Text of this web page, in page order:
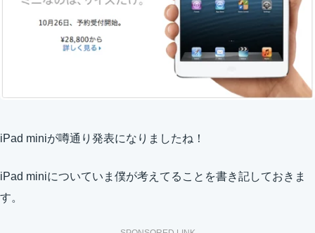
iPad miniが噂通り発表になりましたね！
iPad miniについていま僕が考えてることを書き記しておきま
す。